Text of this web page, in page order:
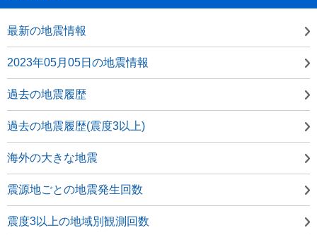
最新の地震情報
2023年05月05日の地震情報
過去の地震履歴
過去の地震履歴(震度3以上)
海外の大きな地震
震源地ごとの地震発生回数
震度3以上の地域別観測回数